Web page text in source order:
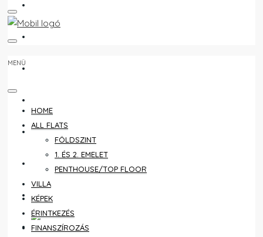
ZÁRÓKÖLTSÉGEK
VILLA KIADÁSA
MAGYAR
MENÜ
HOME
ALL FLATS
FÖLDSZINT
1. ÉS 2. EMELET
PENTHOUSE/TOP FLOOR
VILLA
KÉPEK
ÉRINTKEZÉS
FINANSZÍROZÁS